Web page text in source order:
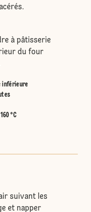
à pâtisserie
du four
inférieure
°C
suivant les
et napper